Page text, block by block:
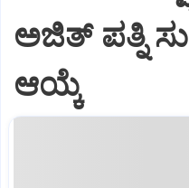
ಅಜಿತ್‌ ಪತ್ನಿ
ಆಯ್ಕೆ